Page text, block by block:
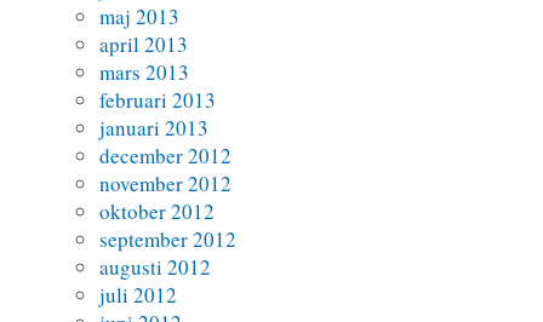
maj 2013
april 2013
mars 2013
februari 2013
januari 2013
december 2012
november 2012
oktober 2012
september 2012
augusti 2012
juli 2012